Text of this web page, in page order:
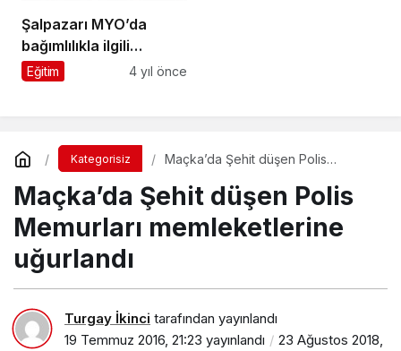
Şalpazarı MYO’da
bağımlılıkla ilgili
konferans verildi
Eğitim 4 yıl önce
Kategorisiz
Maçka’da Şehit düşen Polis
Maçka’da Şehit düşen Polis
Memurları memleketlerine
uğurlandı
Turgay İkinci tarafından yayınlandı
19 Temmuz 2016, 21:23 yayınlandı
23 Ağustos 2018,